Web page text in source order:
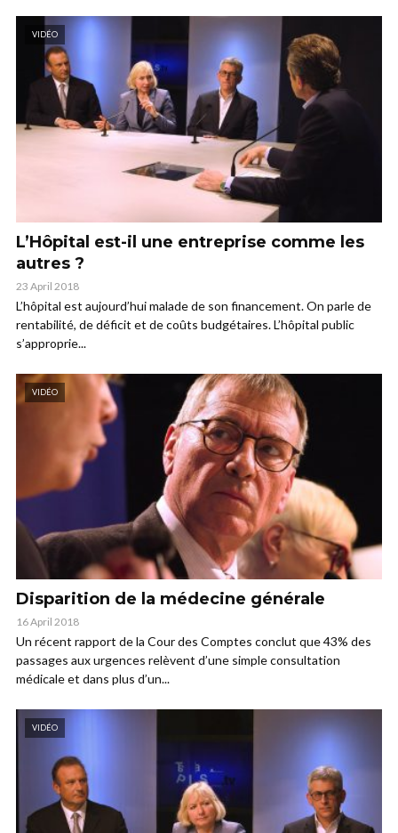
VIDÉO
L’Hôpital est-il une entreprise comme les
autres ?
23 April 2018
L’hôpital est aujourd’hui malade de son financement. On parle de
rentabilité, de déficit et de coûts budgétaires. L’hôpital public
s’approprie...
VIDÉO
Disparition de la médecine générale
16 April 2018
Un récent rapport de la Cour des Comptes conclut que 43% des
passages aux urgences relèvent d’une simple consultation
médicale et dans plus d’un...
VIDÉO